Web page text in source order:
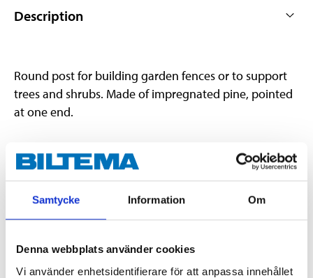
Samtycke Information Om
Denna webbplats använder cookies
Vi använder enhetsidentifierare för att anpassa innehållet
Description
Round post for building garden fences or to support
trees and shrubs. Made of impregnated pine, pointed
at one end.
Technical specifications
Length
120 cm
Material
Pine wood